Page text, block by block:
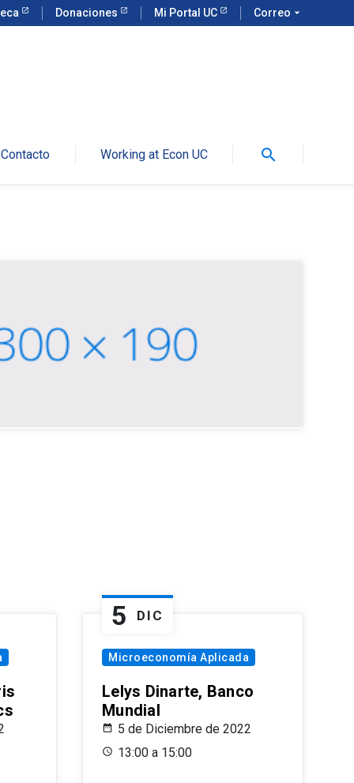
Donaciones Mi Portal UC Correo arrow_drop_down
Contacto Working at Econ UC search
5 DIC
Microeconomía Aplicada
Lelys Dinarte, Banco
Mundial
5 de Diciembre de 2022
13:00 a 15:00